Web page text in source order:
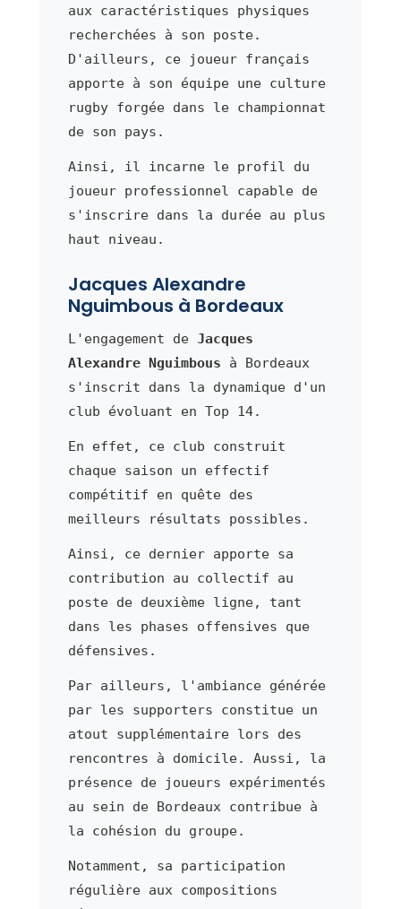
aux caractéristiques physiques
recherchées à son poste.
D'ailleurs, ce joueur français
apporte à son équipe une culture
rugby forgée dans le championnat
de son pays.
Ainsi, il incarne le profil du
joueur professionnel capable de
s'inscrire dans la durée au plus
haut niveau.
Jacques Alexandre
Nguimbous à Bordeaux
L'engagement de Jacques
Alexandre Nguimbous à Bordeaux
s'inscrit dans la dynamique d'un
club évoluant en Top 14.
En effet, ce club construit
chaque saison un effectif
compétitif en quête des
meilleurs résultats possibles.
Ainsi, ce dernier apporte sa
contribution au collectif au
poste de deuxième ligne, tant
dans les phases offensives que
défensives.
Par ailleurs, l'ambiance générée
par les supporters constitue un
atout supplémentaire lors des
rencontres à domicile. Aussi, la
présence de joueurs expérimentés
au sein de Bordeaux contribue à
la cohésion du groupe.
Notamment, sa participation
régulière aux compositions